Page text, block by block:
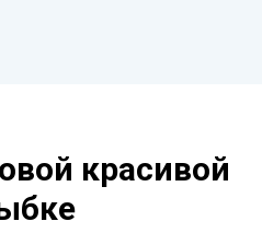
красивой